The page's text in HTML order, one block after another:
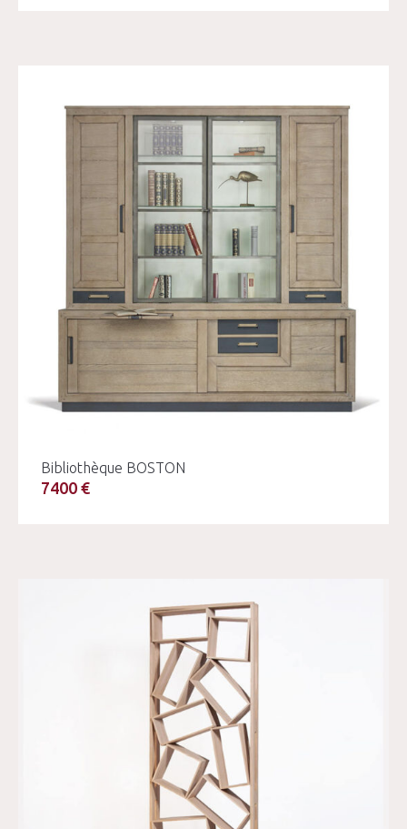
Bibliothèque BOSTON
7400 €